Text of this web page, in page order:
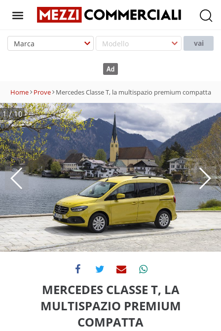
T
g
n
a
v
i
g
a
i
o
n
vai
Home Prove Mercedes Classe T, la multispazio premium compatta
1/10
MERCEDES CLASSE T, LA
MULTISPAZIO PREMIUM
COMPATTA